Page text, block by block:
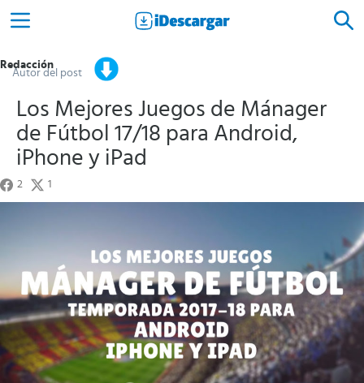
Redacción
Autor del post
Los Mejores Juegos de Mánager
de Fútbol 17/18 para Android,
iPhone y iPad
2 1